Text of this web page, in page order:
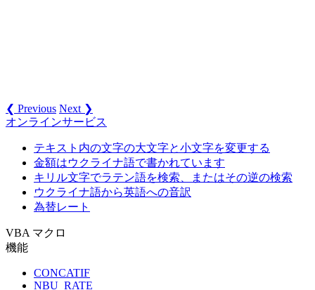
❮ Previous Next ❯
オンラインサービス
テキスト内の文字の大文字と小文字を変更する
金額はウクライナ語で書かれています
キリル文字でラテン語を検索、またはその逆の検索
ウクライナ語から英語への音訳
為替レート
VBA マクロ
機能
CONCATIF
NBU_RATE